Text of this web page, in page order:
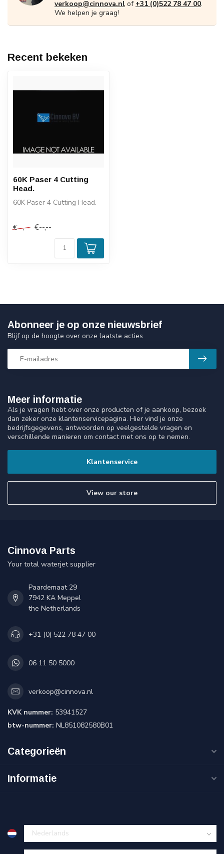
verkoop@cinnova.nl of +31 (0)522 78 47 00.
We helpen je graag!
Recent bekeken
60K Paser 4 Cutting
Head.
60K Paser 4 Cutting Head.
€--,-- €--,--
Meer informatie
Als je vragen hebt over onze producten of je aankoop, bezoek
dan zeker onze klantenservicepagina. Hier vind je onze
bedrijfsgegevens, antwoorden op veelgestelde vragen en
verschillende manieren om contact met ons op te nemen.
Klantenservice
View our store
Abonneer je op onze nieuwsbrief
Blijf op de hoogte over onze laatste acties
Cinnova Parts
Your total waterjet supplier
Paardemaat 29
7942 KA Meppel
the Netherlands
+31 (0) 522 78 47 00
06 11 50 5000
verkoop@cinnova.nl
KVK nummer: 53941527
btw-nummer: NL851082580B01
Categorieën
Informatie